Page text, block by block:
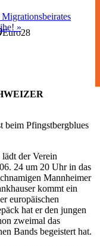
Euro28
»
beim Pfingstbergblues
der Verein
24 um 20 Uhr in das
Mannheimer
kommt ein
europäischen
hat er den jungen
zweimal das
Bands begeistert hat.